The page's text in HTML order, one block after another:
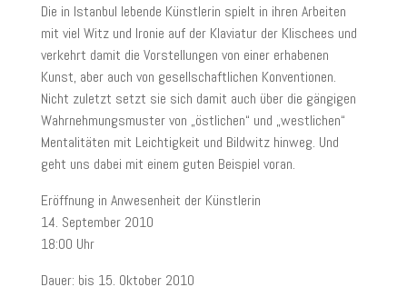
Die in Istanbul lebende Künstlerin spielt in ihren Arbeiten
mit viel Witz und Ironie auf der Klaviatur der Klischees und
verkehrt damit die Vorstellungen von einer erhabenen
Kunst, aber auch von gesellschaftlichen Konventionen.
Nicht zuletzt setzt sie sich damit auch über die gängigen
Wahrnehmungsmuster von „östlichen“ und „westlichen“
Mentalitäten mit Leichtigkeit und Bildwitz hinweg. Und
geht uns dabei mit einem guten Beispiel voran.
Eröffnung in Anwesenheit der Künstlerin
14. September 2010
18:00 Uhr
Dauer: bis 15. Oktober 2010